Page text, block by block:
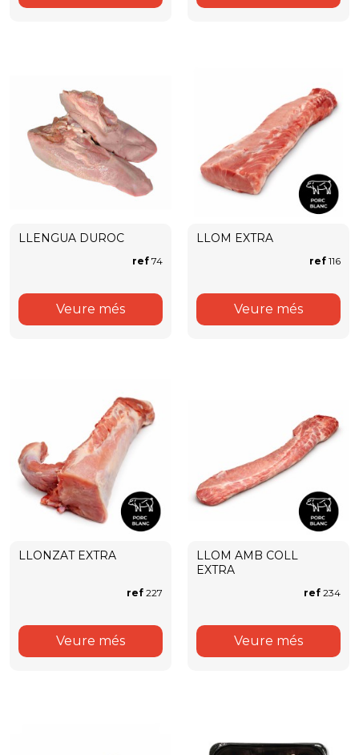
LLENGUA DUROC
ref 74
Veure més
LLOM EXTRA
ref 116
Veure més
LLONZAT EXTRA
ref 227
Veure més
LLOM AMB COLL
EXTRA
ref 234
Veure més